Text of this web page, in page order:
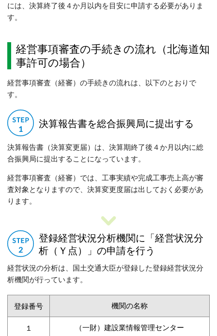
には、決算終了後４か月以内を目安に申請する必要がありま
す。
経営事項審査の手続きの流れ（北海道知
事許可の場合）
経営事項審査（経審）の手続きの流れは、以下のとおりで
す。
決算報告書を総合振興局に提出する
決算報告書（決算変更届）は、決算期終了後４か月以内に総
合振興局に提出することになっています。
経営事項審査（経審）では、工事実績や完成工事売上高が審
査対象となりますので、決算変更度届は出しておく必要があ
ります。
登録経営状況分析機関に「経営状況分
析（Ｙ点）」の申請を行う
経営状況の分析は、国土交通大臣が登録した登録経営状況分
析機関が行っています。
登録番号 機関の名称
１ （一財）建設業情報管理センター